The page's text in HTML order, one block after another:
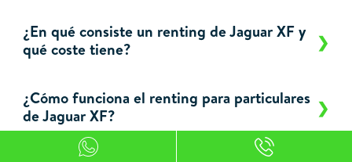
¿En qué consiste un renting de Jaguar XF y
qué coste tiene?
¿Cómo funciona el renting para particulares
de Jaguar XF?